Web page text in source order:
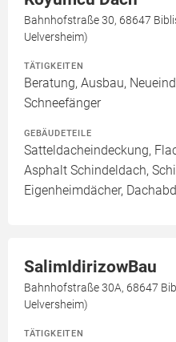
Bahnhofstraße 30, 68647
Uelversheim)
TÄTIGKEITEN
Beratung, Ausbau,
Schneefänger
GEBÄUDETEILE
Satteldacheindeckung,
Asphalt Schindeldach,
Eigenheimdächer,
SalimIdirizowBau
Bahnhofstraße 30A, 68647
Uelversheim)
TÄTIGKEITEN